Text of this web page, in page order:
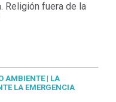
Religión fuera de la
AMBIENTE | LA
LA EMERGENCIA